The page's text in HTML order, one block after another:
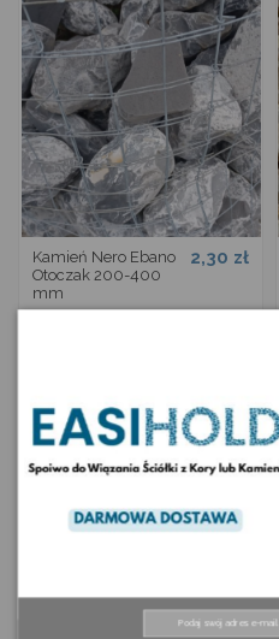
Kamień Nero Ebano
Otoczak 200-400
mm
2,30 zł
Kamień Biała
Marianna Otoczak
44,60 zł